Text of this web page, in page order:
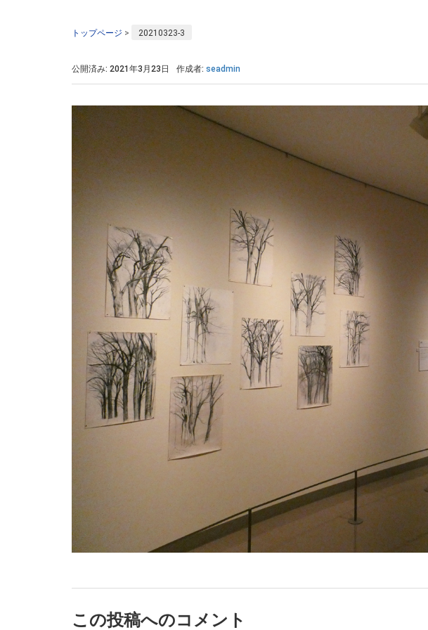
トップページ > 20210323-3
公開済み: 2021年3月23日 作成者: seadmin
この投稿へのコメント